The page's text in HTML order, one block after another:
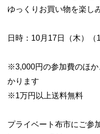
ゆっくりお買い物を楽し
日時：10月17日（木）（
※3,000円の参加費のほ
かります
※1万円以上送料無料
プライベート布市にご参